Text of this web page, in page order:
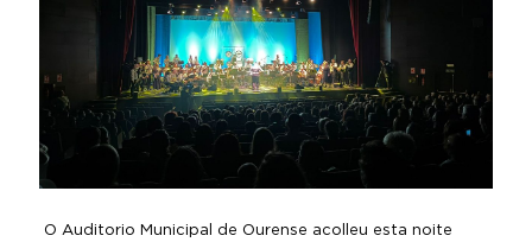
O Auditorio Municipal de Ourense acolleu esta noite